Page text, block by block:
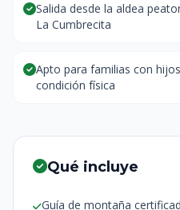
Salida desde la aldea
La Cumbrecita
Apto para familias con
condición física
Qué incluye
Guía de montaña